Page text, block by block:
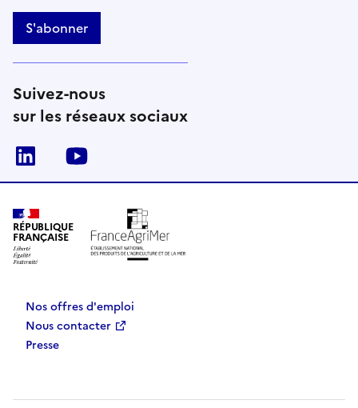
S'abonner
Suivez-nous
sur les réseaux sociaux
Linkedin
RÉPUBLIQUE
FRANÇAISE
Nos offres d'emploi
Nous contacter
Presse